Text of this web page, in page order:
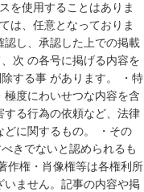
を使用することはありま
は、任意となっておりま
し、承認した上での掲載
次 の各号に掲げる内容を
する事 があります。 ・特
度にわいせつな内容を含
る行為の依頼など、法律
どに関するもの。 ・その
きでないと認められるも
作権・肖像権等は各権利所
ません。記事の内容や掲